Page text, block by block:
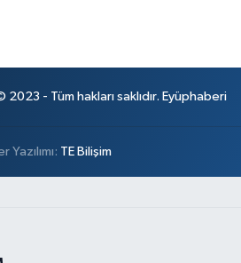
- Tüm hakları saklıdır. Eyüphaberi
Yazılımı: TE Bilişim